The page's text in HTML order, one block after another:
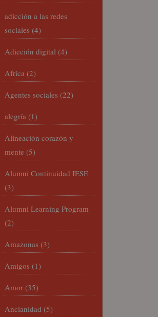
adicción a las redes
sociales (4)
Adicción digital (4)
Africa (2)
Agentes sociales (22)
alegría (1)
Alineación corazón y
mente (5)
Alumni Continuidad IESE
(3)
Alumni Learning Program
(2)
Amazonas (3)
Amigos (1)
Amor (35)
Ancianidad (5)